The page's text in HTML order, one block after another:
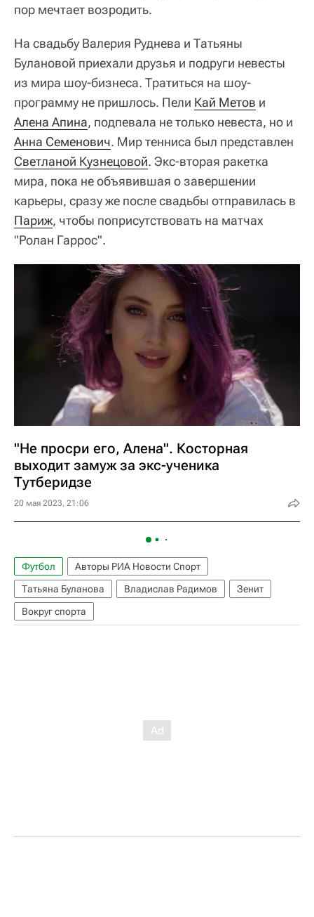
пор мечтает возродить.
На свадьбу Валерия Руднева и Татьяны
Булановой приехали друзья и подруги невесты
из мира шоу-бизнеса. Тратиться на шоу-
программу не пришлось. Пели Кай Метов и
Алена Апина, подпевала не только невеста, но и
Анна Семенович. Мир тенниса был представлен
Светланой Кузнецовой. Экс-вторая ракетка
мира, пока не объявившая о завершении
карьеры, сразу же после свадьбы отправилась в
Париж, чтобы поприсутствовать на матчах
"Ролан Гаррос".
"Не просри его, Алена". Косторная
выходит замуж за экс-ученика
Тутберидзе
20 мая 2023, 21:06
Футбол
Авторы РИА Новости Спорт
Татьяна Буланова
Владислав Радимов
Зенит
Вокруг спорта